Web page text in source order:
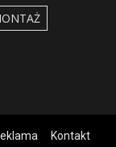
Kontakt